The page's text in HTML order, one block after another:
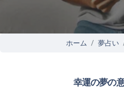
ホーム 夢占い
幸運の夢の